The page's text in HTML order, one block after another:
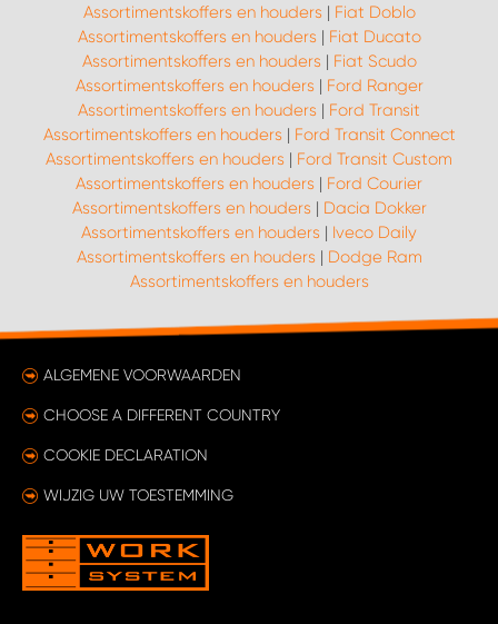
Assortimentskoffers en houders | Fiat Doblo
Assortimentskoffers en houders | Fiat Ducato
Assortimentskoffers en houders | Fiat Scudo
Assortimentskoffers en houders | Ford Ranger
Assortimentskoffers en houders | Ford Transit
Assortimentskoffers en houders | Ford Transit Connect
Assortimentskoffers en houders | Ford Transit Custom
Assortimentskoffers en houders | Ford Courier
Assortimentskoffers en houders | Dacia Dokker
Assortimentskoffers en houders | Iveco Daily
Assortimentskoffers en houders | Dodge Ram
Assortimentskoffers en houders
ALGEMENE VOORWAARDEN
CHOOSE A DIFFERENT COUNTRY
COOKIE DECLARATION
WIJZIG UW TOESTEMMING